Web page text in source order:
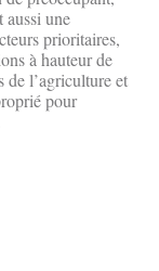
aussi une
prioritaires,
à hauteur de
de l’agriculture et
pour